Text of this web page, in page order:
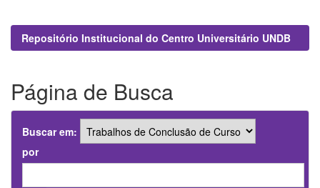
Repositório Institucional do Centro Universitário UNDB
Página de Busca
Buscar em:
por